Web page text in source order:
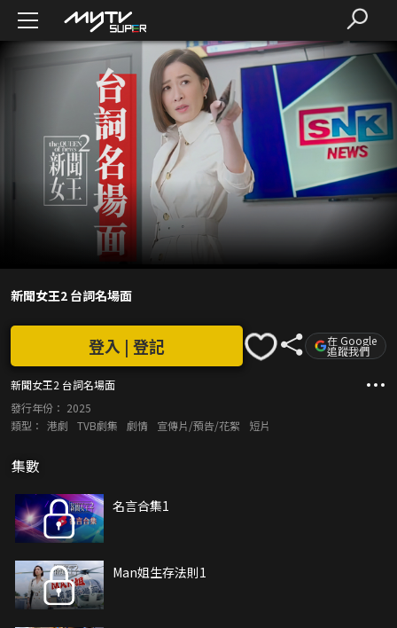
新聞女王2 台詞名場面
新聞女王2 台詞名場面
登入 | 登記 在 Google
追蹤我們
發行年份： 2025
類型： 港劇 TVB劇集 劇情 宣傳片/預告/花絮 短片
集數
名言合集1
Man姐生存法則1